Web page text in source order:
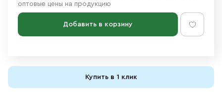
оптовые цены на продукцию
Добавить в корзину
Купить в 1 клик